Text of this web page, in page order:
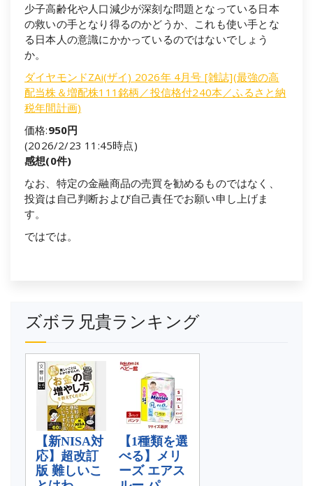
少子高齢化や人口減少が深刻な問題となっている日本
の救いの手となり得るのかどうか、これも使い手とな
る日本人の意識にかかっているのではないでしょう
か。
ダイヤモンドZAi(ザイ) 2026年 4月号 [雑誌](最強の高
配当株＆増配株111銘柄／投信格付240本／ふるさと納
税年間計画)
価格:950円
(2026/2/23 11:45時点)
感想(0件)
なお、特定の金融商品の売買を勧めるものではなく、
投資は自己判断および自己責任でお願い申し上げま
す。
ではでは。
ズボラ兄貴ランキング